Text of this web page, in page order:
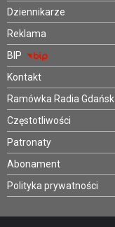
Dziennikarze
Reklama
BIP
Kontakt
Ramówka Radia Gdańsk
Częstotliwości
Patronaty
Abonament
Polityka prywatności